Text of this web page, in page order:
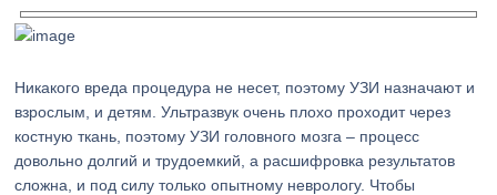
Никакого вреда процедура не несет, поэтому УЗИ назначают и
взрослым, и детям. Ультразвук очень плохо проходит через
костную ткань, поэтому УЗИ головного мозга – процесс
довольно долгий и трудоемкий, а расшифровка результатов
сложна, и под силу только опытному неврологу. Чтобы